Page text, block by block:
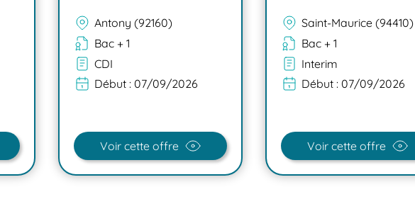
Antony (92160)
Bac + 1
CDI
Début : 07/09/2026
Voir cette offre
Saint-Maurice (94410)
Bac + 1
Interim
Début : 07/09/2026
Voir cette offre